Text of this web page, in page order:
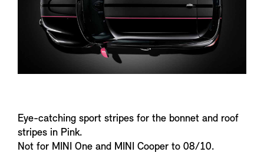
Eye-catching sport stripes for the bonnet and roof
stripes in Pink.
Not for MINI One and MINI Cooper to 08/10.